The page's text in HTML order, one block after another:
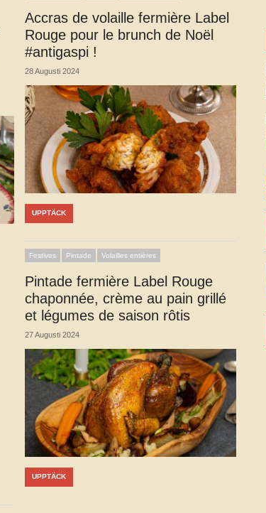
Accras de volaille fermière Label
Rouge pour le brunch de Noël
#antigaspi !
28 Augusti 2024
UPPTÄCK
Festives Pintade Volailles entières
Pintade fermière Label Rouge
chaponnée, crème au pain grillé
et légumes de saison rôtis
27 Augusti 2024
UPPTÄCK